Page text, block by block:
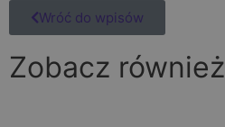
Wróć do wpisów
Zobacz również